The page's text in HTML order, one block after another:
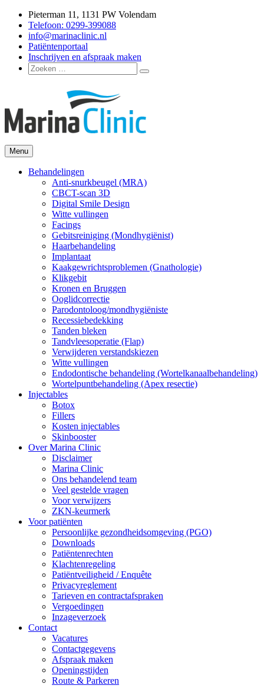
naar
inhoud
Pieterman 11, 1131 PW Volendam
Telefoon: 0299-399088
info@marinaclinic.nl
Patiëntenportaal
Inschrijven en afspraak maken
Zoeken
naar:
Zoeken
Marina Clinic
Omdat u goed in uw vel mag zitten.
Menu
Behandelingen
Anti-snurkbeugel (MRA)
CBCT-scan 3D
Digital Smile Design
Witte vullingen
Facings
Gebitsreiniging (Mondhygiënist)
Haarbehandeling
Implantaat
Kaakgewrichtsproblemen (Gnathologie)
Klikgebit
Kronen en Bruggen
Ooglidcorrectie
Parodontoloog/mondhygiëniste
Recessiebedekking
Tanden bleken
Tandvleesoperatie (Flap)
Verwijderen verstandskiezen
Witte vullingen
Endodontische behandeling (Wortelkanaalbehandeling)
Wortelpuntbehandeling (Apex resectie)
Injectables
Botox
Fillers
Kosten injectables
Skinbooster
Over Marina Clinic
Disclaimer
Marina Clinic
Ons behandelend team
Veel gestelde vragen
Voor verwijzers
ZKN-keurmerk
Voor patiënten
Persoonlijke gezondheidsomgeving (PGO)
Downloads
Patiëntenrechten
Klachtenregeling
Patiëntveiligheid / Enquête
Privacyreglement
Tarieven en contractafspraken
Vergoedingen
Inzageverzoek
Contact
Vacatures
Contactgegevens
Afspraak maken
Openingstijden
Route & Parkeren